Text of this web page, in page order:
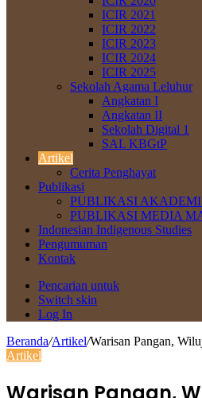
ICIR 2021
ICIR 2022
ICIR 2023
ICIR 2024
ICIR 2025
Sekolah Agama Leluhur
Angkatan I
Angkatan II
Sekolah Digital 1
SAL KBGtP
Artikel
Cerita Penghayat
Publikasi
PUBLIKASI
PUBLIKASI MEDIA
Indonesian Indigenous Studies
Pengumuman
Kontak
Pencarian untuk
Switch skin
Log In
Beranda/Artikel/Warisan Pangan,
Artikel